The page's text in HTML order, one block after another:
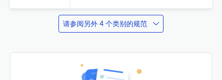
请参阅另外 4 个类别的规范